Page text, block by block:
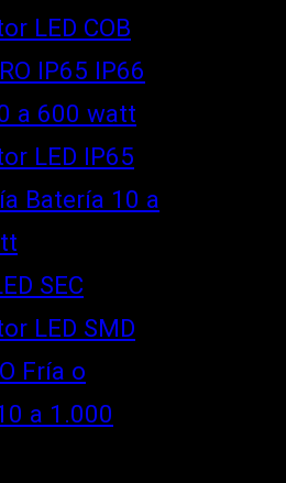
LED COB
IP65 IP66
a 600 watt
LED IP65
Batería 10 a
SEC
LED SMD
Fría o
a 1.000